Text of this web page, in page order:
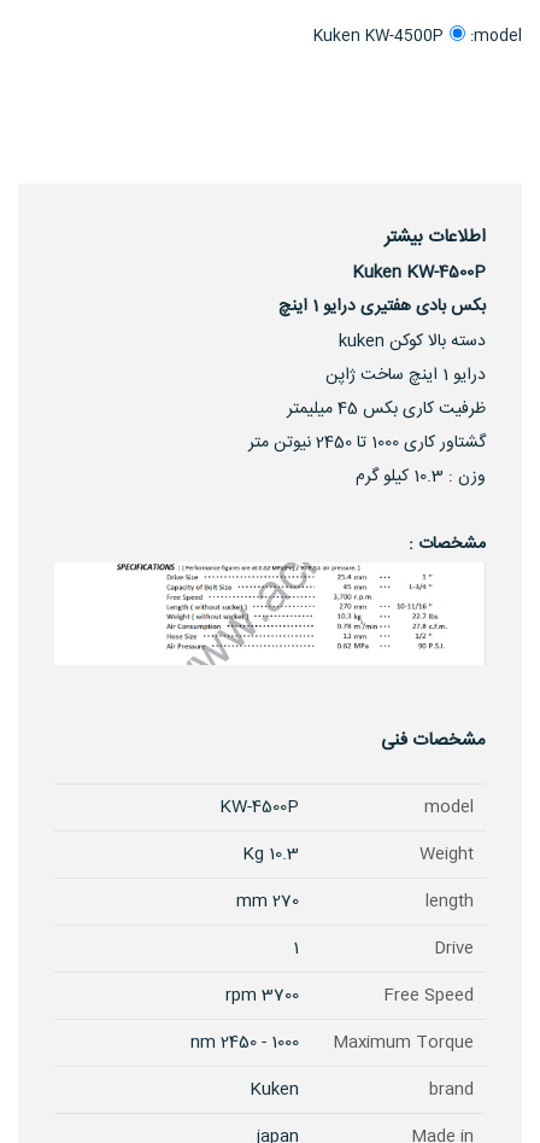
model:
Kuken KW-4500P
اطلاعات بیشتر
Kuken KW-4500P
بکس بادی هفتیری درایو 1 اینچ
دسته بالا کوکن kuken
درایو 1 اینچ ساخت ژاپن
ظرفیت کاری بکس 45 میلیمتر
گشتاور کاری 1000 تا 2450 نیوتن متر
وزن : 10.3 کیلو گرم
مشخصات :
مشخصات فنی
model
KW-4500P
Weight
10.3 Kg
length
270 mm
Drive
1
Free Speed
3700 rpm
Maximum Torque
1000 - 2450 nm
brand
Kuken